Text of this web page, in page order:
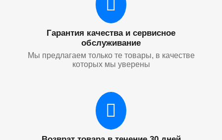
Гарантия качества и сервисное
обслуживание
Мы предлагаем только те товары, в качестве
которых мы уверены